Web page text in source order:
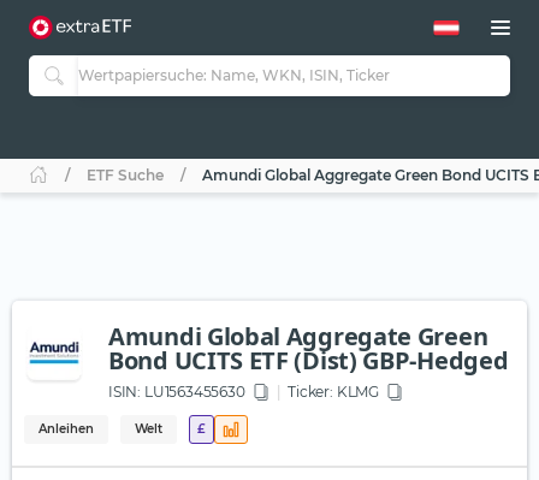
ETF Suche Amundi Global Aggregate Green Bond UCITS
Amundi Global Aggregate Green
Bond UCITS ETF (Dist) GBP-Hedged
ISIN: LU1563455630 Ticker: KLMG
Anleihen Welt £